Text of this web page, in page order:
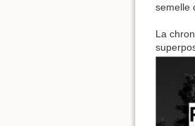
semelle
La